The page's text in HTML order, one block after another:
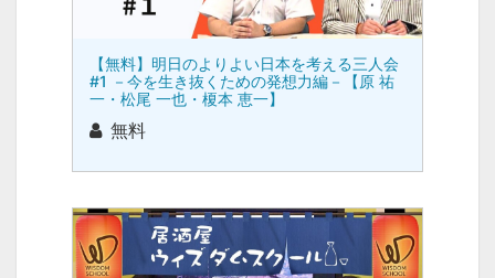
【無料】明日のよりよい日本を考える三人会
#1 －今を生き抜くための発想力編－【原 祐
一・松尾 一也・榎本 恵一】
無料